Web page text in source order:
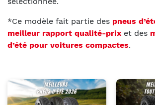
*Ce modèle fait partie des pneus
meilleur rapport qualité-prix et des
d’été pour voitures compactes.